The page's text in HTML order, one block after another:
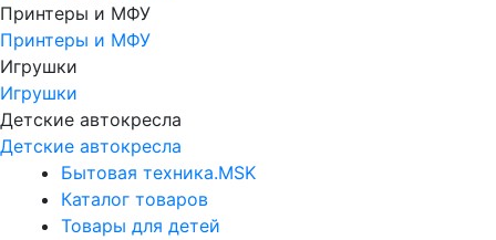
Принтеры и МФУ
Принтеры и МФУ
Игрушки
Игрушки
Детские автокресла
Детские автокресла
Бытовая техника.MSK
Каталог товаров
Товары для детей